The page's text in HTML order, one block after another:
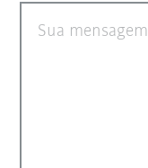
Sua mensagem